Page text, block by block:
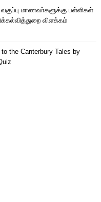
மாணவா்களுக்கு பள்ளிகள்
விளக்கம்
the Canterbury Tales by